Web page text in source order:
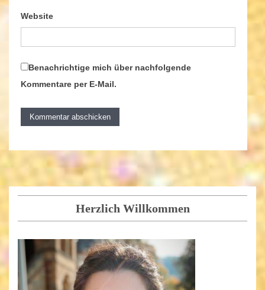
Website
Benachrichtige mich über nachfolgende
Kommentare per E-Mail.
Herzlich Willkommen